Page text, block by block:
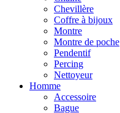
Chevillère
Coffre à bijoux
Montre
Montre de poche
Pendentif
Percing
Nettoyeur
Homme
Accessoire
Bague